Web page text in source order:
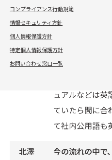
コンプライアンス行動規範
情報セキュリティ方針
個人情報保護方針
特定個人情報保護方針
お問い合わせ窓口一覧
ことを考えれば
ずです。グロー
ュアルなどは英
ていたら間に合
て社内公用語も
今の流れの中で